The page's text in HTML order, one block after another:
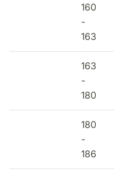
160
-
163
163
-
180
180
-
186